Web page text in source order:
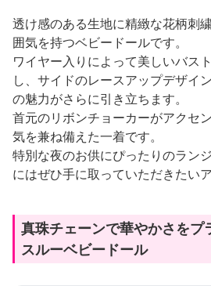
透け感のある生地に精緻な花柄刺
囲気を持つベビードールです。
ワイヤー入りによって美しいバス
し、サイドのレースアップデザイ
の魅力がさらに引き立ちます。
首元のリボンチョーカーがアクセ
気を兼ね備えた一着です。
特別な夜のお供にぴったりのラン
にはぜひ手に取っていただきたいア
真珠チェーンで華やかさをプ
スルーベビードール